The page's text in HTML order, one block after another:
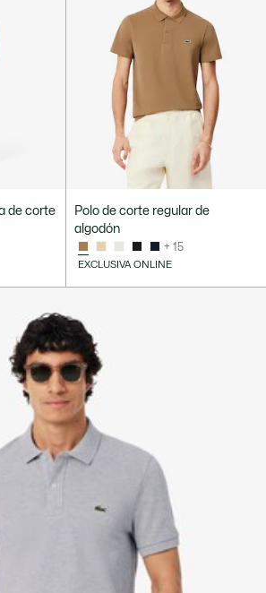
de corte
Polo de corte regular de
algodón
+ 15
EXCLUSIVA ONLINE